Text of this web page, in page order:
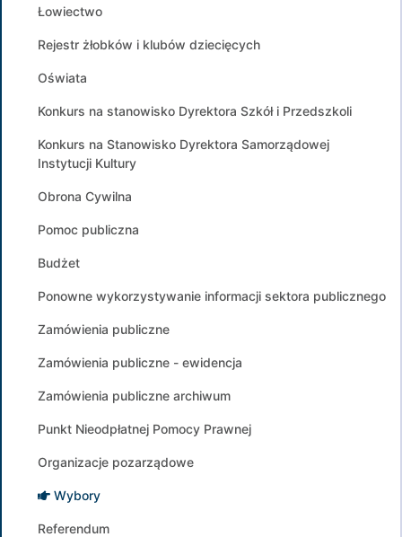
Łowiectwo
Rejestr żłobków i klubów dziecięcych
Oświata
Konkurs na stanowisko Dyrektora Szkół i Przedszkoli
Konkurs na Stanowisko Dyrektora Samorządowej
Instytucji Kultury
Obrona Cywilna
Pomoc publiczna
Budżet
Ponowne wykorzystywanie informacji sektora publicznego
Zamówienia publiczne
Zamówienia publiczne - ewidencja
Zamówienia publiczne archiwum
Punkt Nieodpłatnej Pomocy Prawnej
Organizacje pozarządowe
Wybory
Referendum